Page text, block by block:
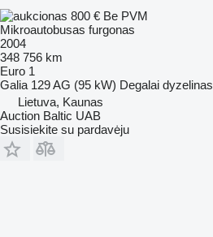
800 € Be PVM
Mikroautobusas furgonas
2004
348 756 km
Euro 1
Galia 129 AG (95 kW) Degalai dyzelinas
Lietuva, Kaunas
Auction Baltic UAB
Susisiekite su pardavėju